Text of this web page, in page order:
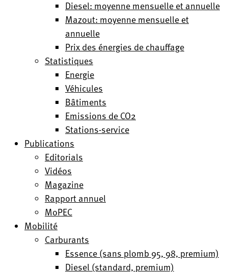
Diesel: moyenne mensuelle et annuelle
Mazout: moyenne mensuelle et
annuelle
Prix des énergies de chauffage
Statistiques
Energie
Véhicules
Bâtiments
Emissions de CO2
Stations-service
Publications
Editorials
Vidéos
Magazine
Rapport annuel
MoPEC
Mobilité
Carburants
Essence (sans plomb 95, 98, premium)
Diesel (standard, premium)